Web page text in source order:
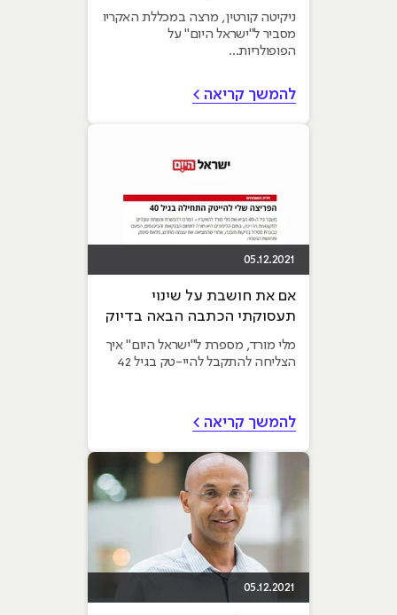
הכיוון – כדאי שנתאים עצמנו
למציאות החדשה
ניקיטה קורטין, מרצה במכללת האקריו
מסביר ל"ישראל היום" על
הפופולריות...
להמשך קריאה >
05.12.2021
אם את חושבת על שינוי
תעסוקתי הכתבה הבאה בדיוק
בשבילך
מלי מורד, מספרת ל"ישראל היום" איך
הצליחה להתקבל להיי-טק בגיל 42
להמשך קריאה >
05.12.2021